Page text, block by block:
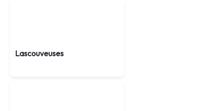
Lascouveuses